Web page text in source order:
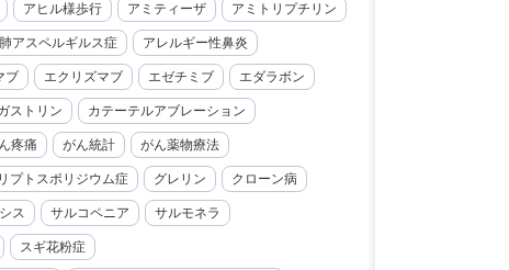
アヒル様歩行 アミティーザ アミトリプチリン
アスペルギルス症 アレルギー性鼻炎
ブ エクリズマブ エゼチミブ エダラボン
ストリン カテーテルアブレーション
疼痛 がん統計 がん薬物療法
プトスポリジウム症 グレリン クローン病
ス サルコペニア サルモネラ
スギ花粉症